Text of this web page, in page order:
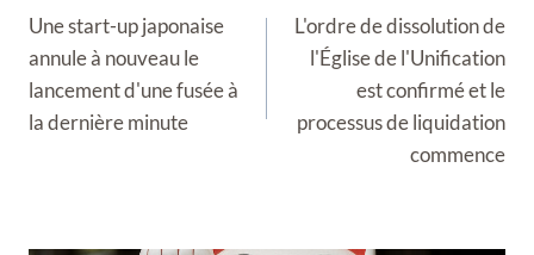
de
l’article
Une start-up japonaise
annule à nouveau le
lancement d'une fusée à
la dernière minute
L'ordre de dissolution de
l'Église de l'Unification
est confirmé et le
processus de liquidation
commence